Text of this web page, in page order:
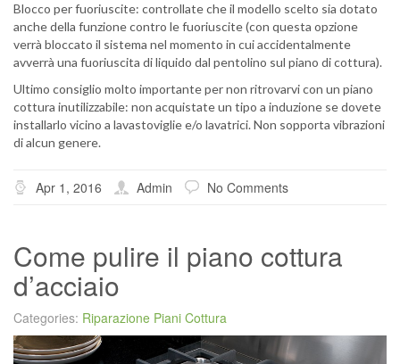
Blocco per fuoriuscite: controllate che il modello scelto sia dotato
anche della funzione contro le fuoriuscite (con questa opzione
verrà bloccato il sistema nel momento in cui accidentalmente
avverrà una fuoriuscita di liquido dal pentolino sul piano di cottura).
Ultimo consiglio molto importante per non ritrovarvi con un piano
cottura inutilizzabile: non acquistate un tipo a induzione se dovete
installarlo vicino a lavastoviglie e/o lavatrici. Non sopporta vibrazioni
di alcun genere.
Apr 1, 2016 Admin No Comments
Come pulire il piano cottura
d’acciaio
Categories: Riparazione Piani Cottura